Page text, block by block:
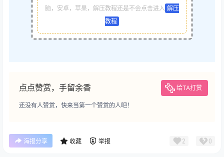
脑，安卓，苹果，解压教程还是不会点击进入 解压
教程
点点赞赏，手留余香 给TA打赏
还没有人赞赏，快来当第一个赞赏的人吧！
海报分享 收藏 举报 2 0